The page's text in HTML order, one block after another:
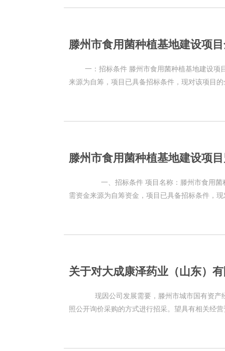
滕州市食用菌种植基地建设项
一：招标条件 滕州市食用菌种植基地建设项目全过程造价咨询服务已经由枣庄市·滕州市备案，招标人为滕州市英标建材有限公司，工程所需资金
来源为自筹，项目已具备招标条件，现对该项目
滕州市食用菌种植基地建设项
一、招标条件 项目名称：滕州市食用菌种植基地建设项目监理服务已经由枣庄市·滕州市备案，招标人为滕州市英标建材有限公司，工程所
需资金来源为自筹资金，项目已具备招标条件，
关于对大成康泽药业（山东）
现因公司发展需要，滕州市城市国有资产
照公开询价采购的方式进行招采。望具有相关经营资质和